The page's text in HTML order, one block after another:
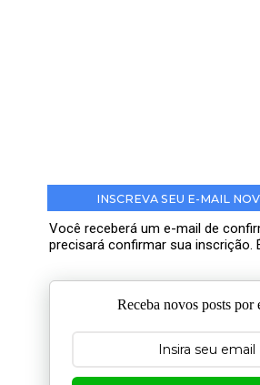
INSCREVA SEU E-MAIL
Você receberá um e-mail de
precisará confirmar sua inscrição.
Receba novos posts por